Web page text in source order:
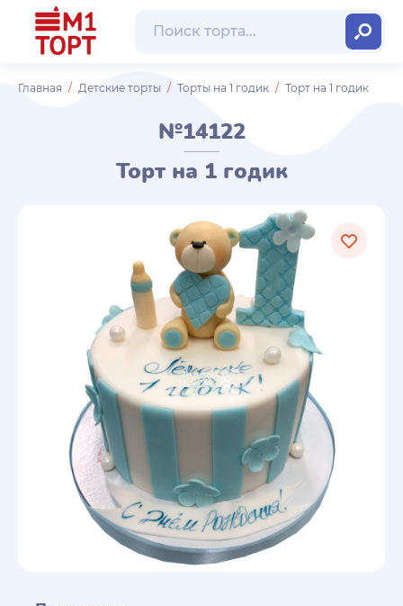
Главная Детские торты Торты на 1 годик Торт на 1 годик
№14122
Торт на 1 годик